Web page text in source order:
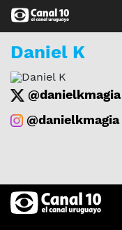
Daniel K
@danielkmagia
@danielkmagia